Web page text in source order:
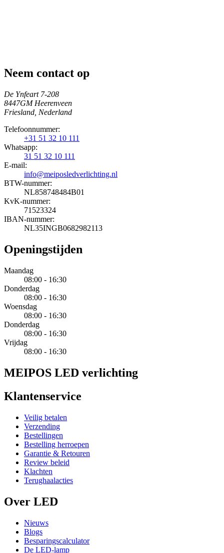
Neem contact op
De Ynfeart 7-208
8447GM Heerenveen
Friesland, Nederland
Telefoonnummer:
+31 51 32 10 111
Whatsapp:
31 51 32 10 111
E-mail:
info@meiposledverlichting.nl
BTW-nummer:
NL858748484B01
KvK-nummer:
71523324
IBAN-nummer:
NL35INGB0682982113
Openingstijden
Maandag
08:00 - 16:30
Donderdag
08:00 - 16:30
Woensdag
08:00 - 16:30
Donderdag
08:00 - 16:30
Vrijdag
08:00 - 16:30
MEIPOS LED verlichting
Klantenservice
Veilig betalen
Verzending
Bestellingen
Bestelling herroepen
Garantie & Retouren
Review beleid
Klachten
Terughaalacties
Over LED
Nieuws
Blogs
Besparingscalculator
De LED-lamp